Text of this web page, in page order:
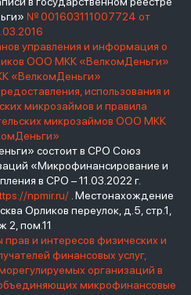
№ 001603111007724 от
управления и информация о
ООО МКК «ВелкомДеньги»
«ВелкомДеньги»
использования и
микрозаймов и правила
микрозаймов ООО МКК
состоит в СРО Союз
«Микрофинансирование и
в СРО – 11.03.2022 г.
npmir.ru/. Местонахождение
Орликов переулок, д.5, стр.1,
2, пом.11
и интересов физических и
финансовых услуг,
организаций в
микрофинансовые